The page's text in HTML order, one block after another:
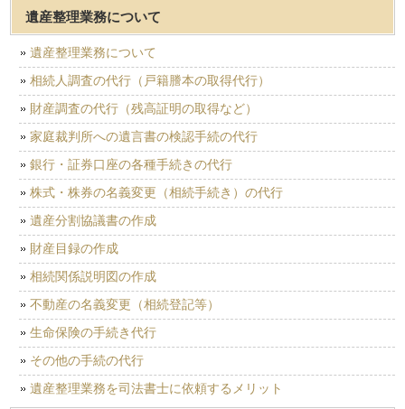
遺産整理業務について
遺産整理業務について
相続人調査の代行（戸籍謄本の取得代行）
財産調査の代行（残高証明の取得など）
家庭裁判所への遺言書の検認手続の代行
銀行・証券口座の各種手続きの代行
株式・株券の名義変更（相続手続き）の代行
遺産分割協議書の作成
財産目録の作成
相続関係説明図の作成
不動産の名義変更（相続登記等）
生命保険の手続き代行
その他の手続の代行
遺産整理業務を司法書士に依頼するメリット